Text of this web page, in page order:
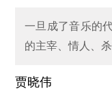
一旦成了音乐的
的主宰、情人、
贾晓伟